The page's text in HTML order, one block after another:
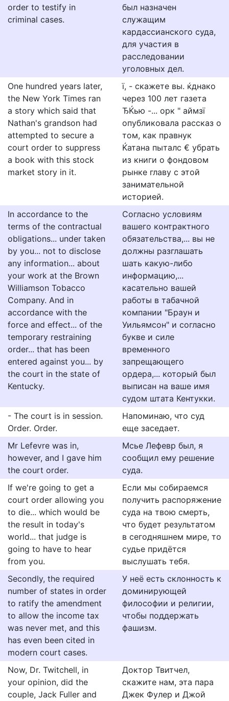
order to testify in
criminal cases.
был назначен
служащим
кардассианского суда,
для участия в
расследовании
уголовных дел.
One hundred years later,
the New York Times ran
a story which said that
Nathan's grandson had
attempted to secure a
court order to suppress
a book with this stock
market story in it.
ї, - скажете вы. ќднако
через 100 лет газета
ЂЌью -... орк " аймзї
опубликовала рассказ о
том, как правнук
Ќатана пыталс € убрать
из книги о фондовом
рынке главу с этой
занимательной
историей.
In accordance to the
terms of the contractual
obligations... under taken
by you... not to disclose
any information... about
your work at the Brown
Williamson Tobacco
Company. And in
accordance with the
force and effect... of the
temporary restraining
order... that has been
entered against you... by
the court in the state of
Kentucky.
Согласно условиям
вашего контрактного
обязательства,... вы не
должны разглашать
шать какую-либо
информацию,...
касательно вашей
работы в табачной
компании "Браун и
Уильямсон" и согласно
букве и силе
временного
запрещающего
ордера,... который был
выписан на ваше имя
судом штата Кентукки.
- The court is in session.
Order. Order.
Напоминаю, что суд
еще заседает.
Mr Lefevre was in,
however, and I gave him
the court order.
Мсье Лефевр был, я
сообщил ему решение
суда.
If we're going to get a
court order allowing you
to die... which would be
the result in today's
world... that judge is
going to have to hear
from you.
Если мы собираемся
получить распоряжение
суда на твою смерть,
что будет результатом
в сегодняшнем мире, то
судье придётся
выслушать тебя.
Secondly, the required
number of states in order
to ratify the amendment
to allow the income tax
was never met, and this
has even been cited in
modern court cases.
У неё есть склонность к
доминирующей
философии и религии,
чтобы поддержать
фашизм.
Now, Dr. Twitchell, in
your opinion, did the
couple, Jack Fuller and
Доктор Твитчeл,
cкaжитe нaм, этa пaрa
Джeк Фyлeр и Джой